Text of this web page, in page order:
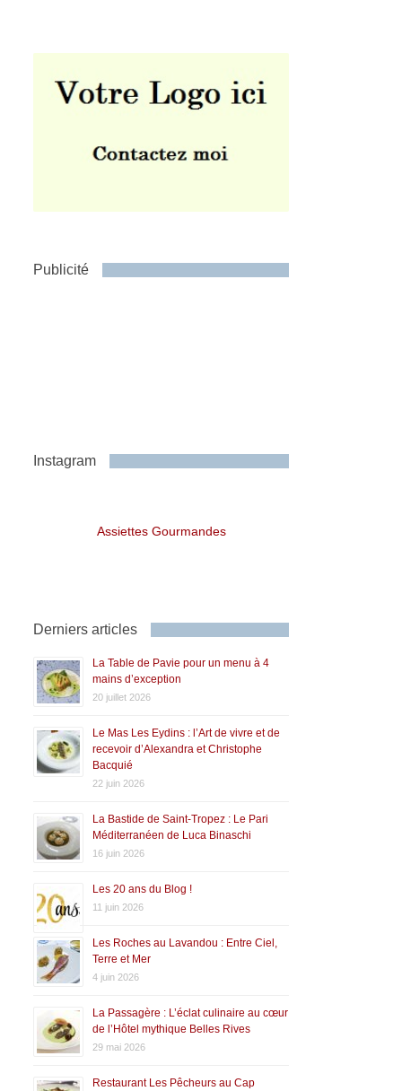
Publicité
Instagram
Assiettes Gourmandes
Derniers articles
La Table de Pavie pour un menu à 4
mains d’exception
20 juillet 2026
Le Mas Les Eydins : l’Art de vivre et de
recevoir d’Alexandra et Christophe
Bacquié
22 juin 2026
La Bastide de Saint-Tropez : Le Pari
Méditerranéen de Luca Binaschi
16 juin 2026
Les 20 ans du Blog !
11 juin 2026
Les Roches au Lavandou : Entre Ciel,
Terre et Mer
4 juin 2026
La Passagère : L’éclat culinaire au cœur
de l’Hôtel mythique Belles Rives
29 mai 2026
Restaurant Les Pêcheurs au Cap